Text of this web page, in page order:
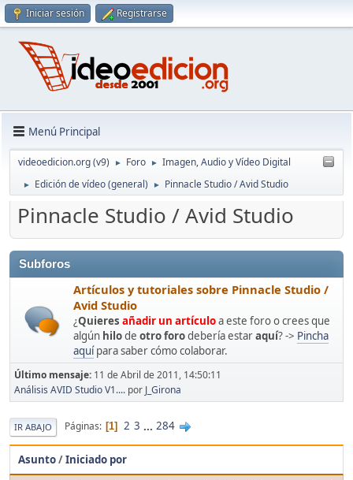
Iniciar sesión Registrarse
Menú Principal
videoedicion.org (v9) ► Foro ► Imagen, Audio y Vídeo Digital
► Edición de vídeo (general) ► Pinnacle Studio / Avid Studio
Pinnacle Studio / Avid Studio
Subforos
Artículos y tutoriales sobre Pinnacle Studio /
Avid Studio
¿Quieres añadir un artículoa este foro o crees que
algún hilode otro forodebería estaraquí? -> Pincha
aquípara saber cómo colaborar.
Último mensaje: 11 de Abril de 2011, 14:50:11
Análisis AVID Studio V1.... por J_Girona
IR ABAJO Páginas 1 2 3 ... 284
Asunto/Iniciado por